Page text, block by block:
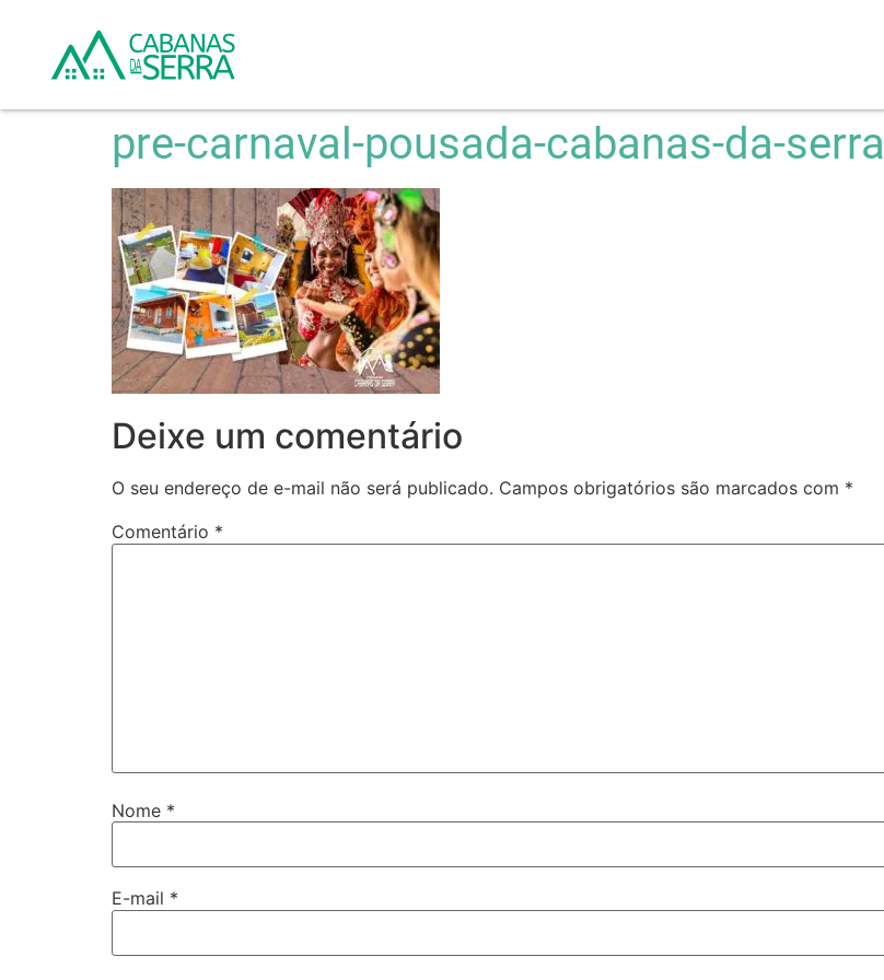
pre-carnaval-pousada-cabanas-da-serra
Deixe um comentário
O seu endereço de e-mail não será publicado. Campos obrigatórios são marcados com *
Comentário *
Nome *
E-mail *